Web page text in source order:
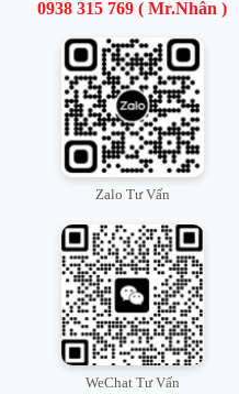
0938 315 769 ( Mr.Nhân )
Zalo Tư Vấn
WeChat Tư Vấn